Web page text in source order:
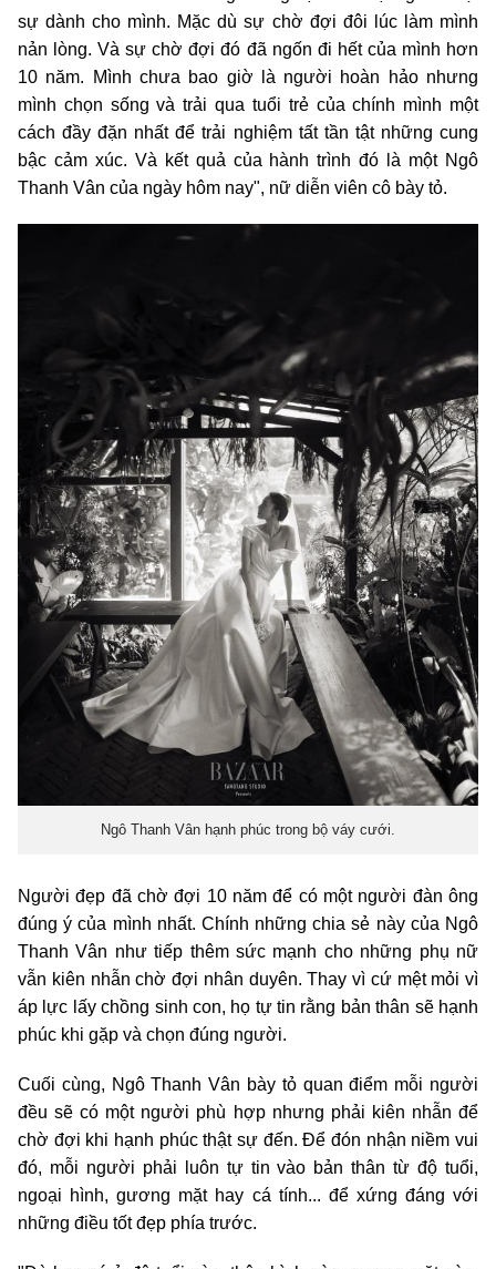
sự dành cho mình. Mặc dù sự chờ đợi đôi lúc làm mình
nản lòng. Và sự chờ đợi đó đã ngốn đi hết của mình hơn
10 năm. Mình chưa bao giờ là người hoàn hảo nhưng
mình chọn sống và trải qua tuổi trẻ của chính mình một
cách đầy đặn nhất để trải nghiệm tất tần tật những cung
bậc cảm xúc. Và kết quả của hành trình đó là một Ngô
Thanh Vân của ngày hôm nay", nữ diễn viên cô bày tỏ.
Ngô Thanh Vân hạnh phúc trong bộ váy cưới.
Người đẹp đã chờ đợi 10 năm để có một người đàn ông
đúng ý của mình nhất. Chính những chia sẻ này của Ngô
Thanh Vân như tiếp thêm sức mạnh cho những phụ nữ
vẫn kiên nhẫn chờ đợi nhân duyên. Thay vì cứ mệt mỏi vì
áp lực lấy chồng sinh con, họ tự tin rằng bản thân sẽ hạnh
phúc khi gặp và chọn đúng người.
Cuối cùng, Ngô Thanh Vân bày tỏ quan điểm mỗi người
đều sẽ có một người phù hợp nhưng phải kiên nhẫn để
chờ đợi khi hạnh phúc thật sự đến. Để đón nhận niềm vui
đó, mỗi người phải luôn tự tin vào bản thân từ độ tuổi,
ngoại hình, gương mặt hay cá tính... để xứng đáng với
những điều tốt đẹp phía trước.